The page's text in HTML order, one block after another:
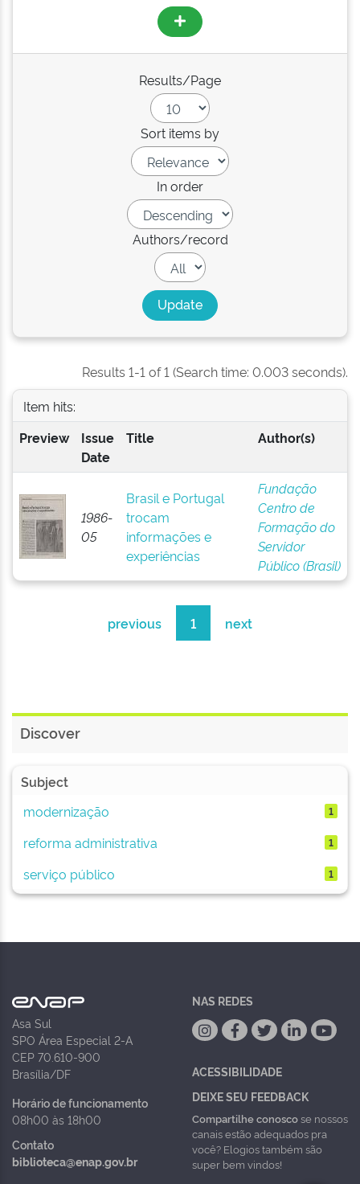
Results/Page
Sort items by
In order
Authors/record
Results 1-1 of 1 (Search time: 0.003 seconds).
Item hits:
Preview
Issue
Date
Title Author(s)
1986-
05
Brasil e Portugal
trocam
informações e
experiências
Fundação
Centro de
Formação do
Servidor
Público (Brasil)
previous 1 next
Discover
Subject
modernização
1
reforma administrativa 1
serviço público 1
Asa Sul
SPO Área Especial 2-A
CEP 70.610-900
Brasília/DF
Horário de funcionamento
08h00 às 18h00
Contato
biblioteca@enap.gov.br
NAS REDES
ACESSIBILIDADE
DEIXE SEU FEEDBACK
Compartilhe conoscose nossos
canais estão adequados pra
você? Elogios também são
super bem vindos!